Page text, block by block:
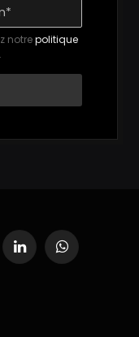
notrepolitique
.
LinkedInWhatsApp